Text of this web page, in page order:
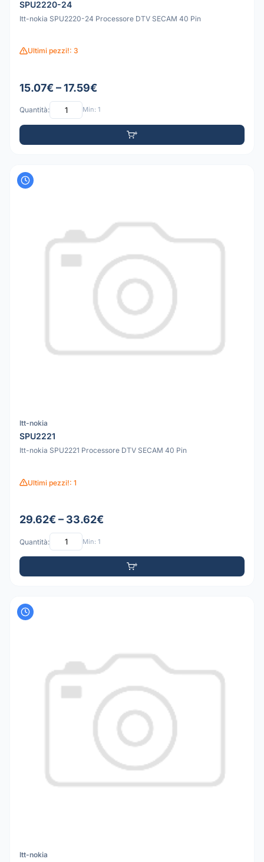
SPU2220-24
Itt-nokia SPU2220-24 Processore DTV SECAM 40 Pin
Ultimi pezzi!: 3
15.07€ – 17.59€
Quantità: Min: 1
Itt-nokia
SPU2221
Itt-nokia SPU2221 Processore DTV SECAM 40 Pin
Ultimi pezzi!: 1
29.62€ – 33.62€
Quantità: Min: 1
Itt-nokia